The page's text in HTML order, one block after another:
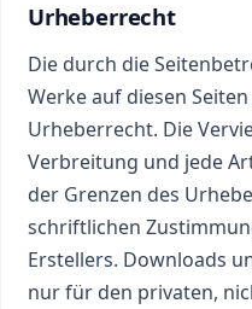
Urheberrecht
Die durch die
Werke auf diesen
Urheberrecht. Die
Verbreitung und jede
der Grenzen des
schriftlichen
Erstellers. Downloads
nur für den privaten,